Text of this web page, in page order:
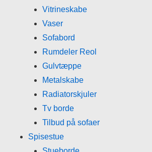
Vitrineskabe
Vaser
Sofabord
Rumdeler Reol
Gulvtæppe
Metalskabe
Radiatorskjuler
Tv borde
Tilbud på sofaer
Spisestue